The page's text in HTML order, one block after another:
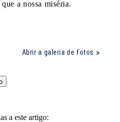
a nossa miséria.
Abrir a galeria de fotos
a este artigo: